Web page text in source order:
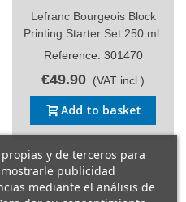
Lefranc Bourgeois Block
Printing Starter Set 250 ml.
Reference: 301470
€49.90 (VAT incl.)
Add to basket
y de terceros para
publicidad
mediante el análisis de